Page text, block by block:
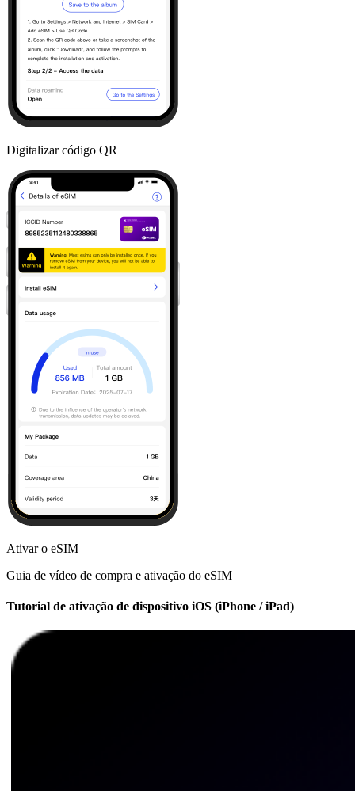
Digitalizar código QR
Ativar o eSIM
Guia de vídeo de compra e ativação do eSIM
Tutorial de ativação de dispositivo iOS (iPhone / iPad)